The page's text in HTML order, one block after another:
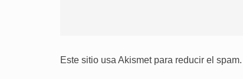
Este sitio usa Akismet para reducir el spam.